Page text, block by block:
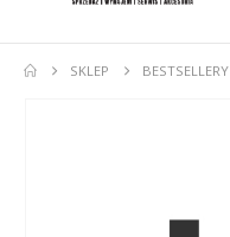
SKLEP BESTSELLERY